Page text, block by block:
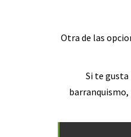
Otra de las
Si te